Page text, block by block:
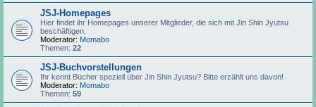
JSJ-Homepages
Hier findet ihr Homepages unserer Mitglieder, die sich mit Jin Shin Jyutsu
beschäftigen.
Moderator: Momabo
Themen: 22
JSJ-Buchvorstellungen
Ihr kennt Bücher speziell über Jin Shin Jyutsu? Bitte erzählt uns davon!
Moderator: Momabo
Themen: 59